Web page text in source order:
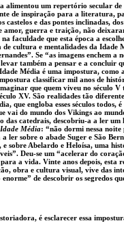
alimentou um repertório secular de
de inspiração para a literatura,
castelos e das pontes inclinadas,
amor, guerra e traição, não
faculdade que esta época a
cultura e mentalidades da Idade
Se “as imagens enchem a
também a pensar e a concluir
Média é uma impostura, como
classificar mil anos de
que quem viveu no século V
XV. São realidades tão
que engloba esses séculos todos,
vai do mundo dos Vikings ao
das catedrais, descobriu-a a ler um
Média: “não dormi nessa
ler sobre o abade Suger e São
e sobre Abelardo e Heloísa, uma
Deu-se um “acelerar do
a vida. Vinte anos depois, esta
obra e cultura visual, vive das
de descobrir os segredos
é esclarecer essa